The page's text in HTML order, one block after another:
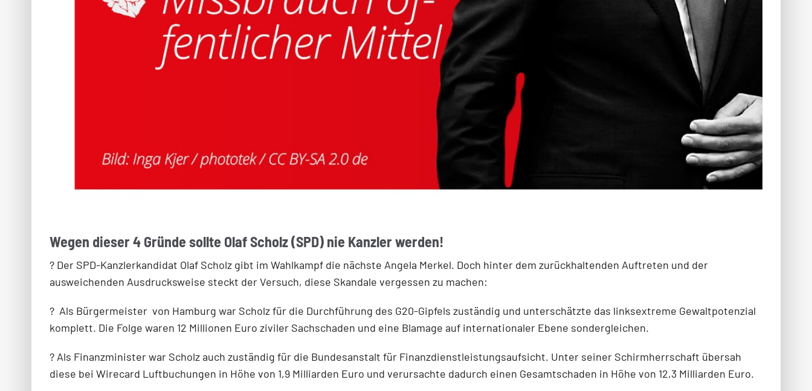
Wegen dieser 4 Gründe sollte Olaf Scholz (SPD) nie Kanzler werden!
? Der SPD-Kanzlerkandidat Olaf Scholz gibt im Wahlkampf die nächste Angela Merkel. Doch hinter dem zurückhaltenden Auftreten und der
ausweichenden Ausdrucksweise steckt der Versuch, diese Skandale vergessen zu machen:
? Als Bürgermeister von Hamburg war Scholz für die Durchführung des G20-Gipfels zuständig und unterschätzte das linksextreme Gewaltpotenzial
komplett. Die Folge waren 12 Millionen Euro ziviler Sachschaden und eine Blamage auf internationaler Ebene sondergleichen.
? Als Finanzminister war Scholz auch zuständig für die Bundesanstalt für Finanzdienstleistungsaufsicht. Unter seiner Schirmherrschaft übersah
diese bei Wirecard Luftbuchungen in Höhe von 1,9 Milliarden Euro und verursachte dadurch einen Gesamtschaden in Höhe von 12,3 Milliarden Euro.